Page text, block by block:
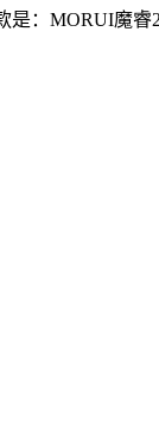
：MORUI魔睿